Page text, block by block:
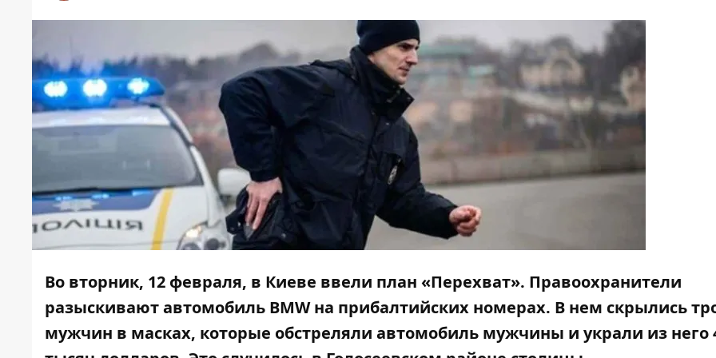
Во вторник, 12 февраля, в Киеве ввели план «Перехват». Правоохранители
разыскивают автомобиль BMW на прибалтийских номерах. В нем скрылись
мужчин в масках, которые обстреляли автомобиль мужчины и украли из него